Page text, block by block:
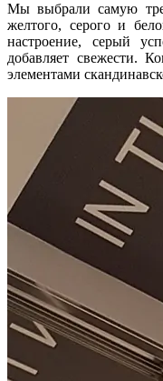
Мы выбрали самую
желтого, серого и
настроение, серый
добавляет свежести.
элементами